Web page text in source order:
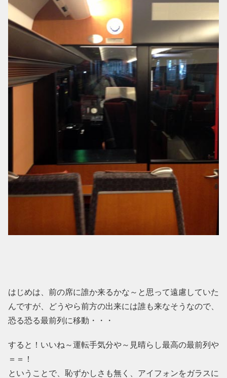
はじめは、前の席に誰か来るかな～と思って遠慮していた
んですが、どうやら前方の出来には誰も来なそうなので、
恐る恐る最前列に移動・・・
すると！いいね～運転手気分や～見晴らし最高の最前列や
＝＝！
ということで、恥ずかしさも無く、アイフォンをガラスに